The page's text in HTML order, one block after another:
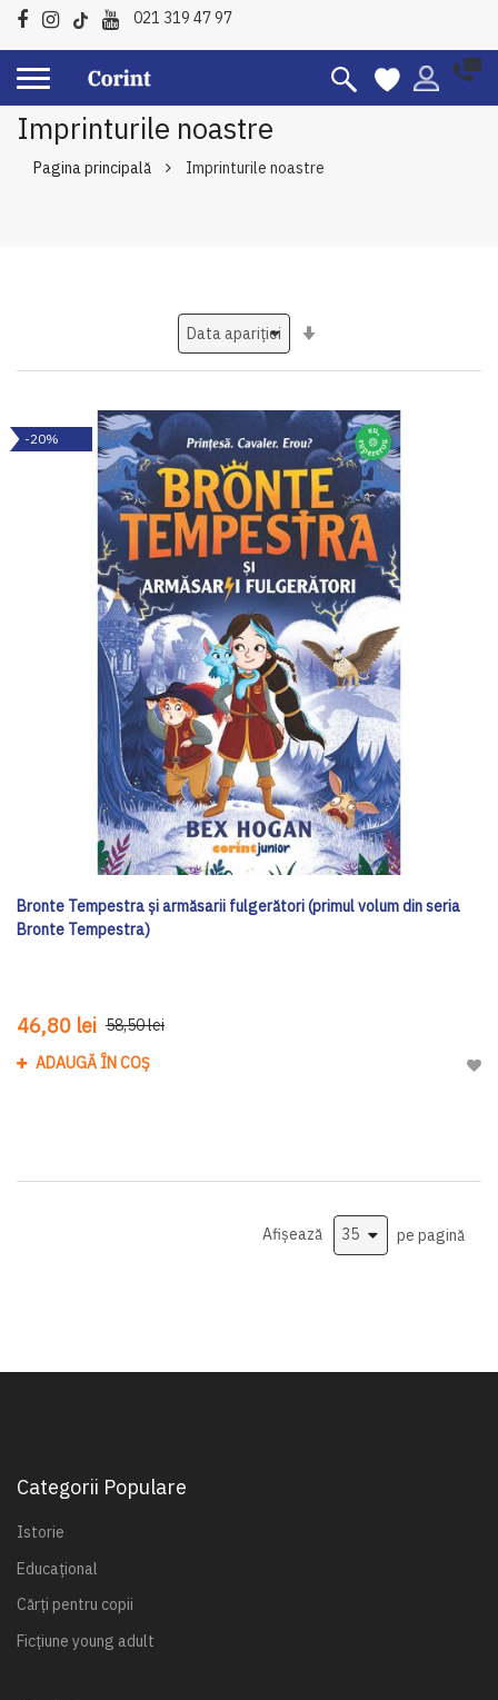
021 319 47 97
Imprinturile noastre
Pagina principală Imprinturile noastre
-20%
Bronte Tempestra și armăsarii fulgerători (primul volum din seria
Bronte Tempestra)
46,80 lei 58,50 lei
ADAUGĂ ÎN COȘ
Afișează pe pagină
Categorii Populare
Istorie
Educațional
Cărți pentru copii
Ficțiune young adult